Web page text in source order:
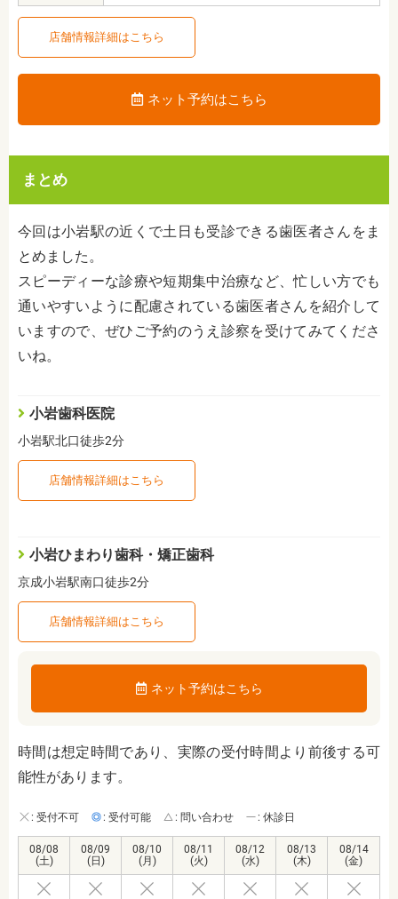
店舗情報詳細はこちら
ネット予約はこちら
まとめ
今回は小岩駅の近くで土日も受診できる歯医者さんをま
とめました。
スピーディーな診療や短期集中治療など、忙しい方でも
通いやすいように配慮されている歯医者さんを紹介して
いますので、ぜひご予約のうえ診察を受けてみてくださ
いね。
小岩歯科医院
小岩駅北口徒歩2分
店舗情報詳細はこちら
小岩ひまわり歯科・矯正歯科
京成小岩駅南口徒歩2分
店舗情報詳細はこちら
ネット予約はこちら
時間は想定時間であり、実際の受付時間より前後する可
能性があります。
: 受付不可 : 受付可能 : 問い合わせ : 休診日
08/08
(土)
08/09
(日)
08/10
(月)
08/11
(火)
08/12
(水)
08/13
(木)
08/14
(金)